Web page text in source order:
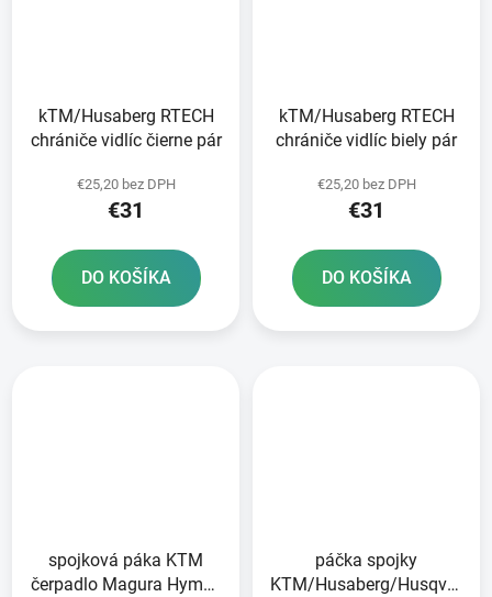
kTM/Husaberg RTECH
chrániče vidlíc čierne pár
€25,20 bez DPH
€31
DO KOŠÍKA
kTM/Husaberg RTECH
chrániče vidlíc biely pár
€25,20 bez DPH
€31
DO KOŠÍKA
spojková páka KTM
čerpadlo Magura Hymec
páčka spojky
KTM/Husaberg/